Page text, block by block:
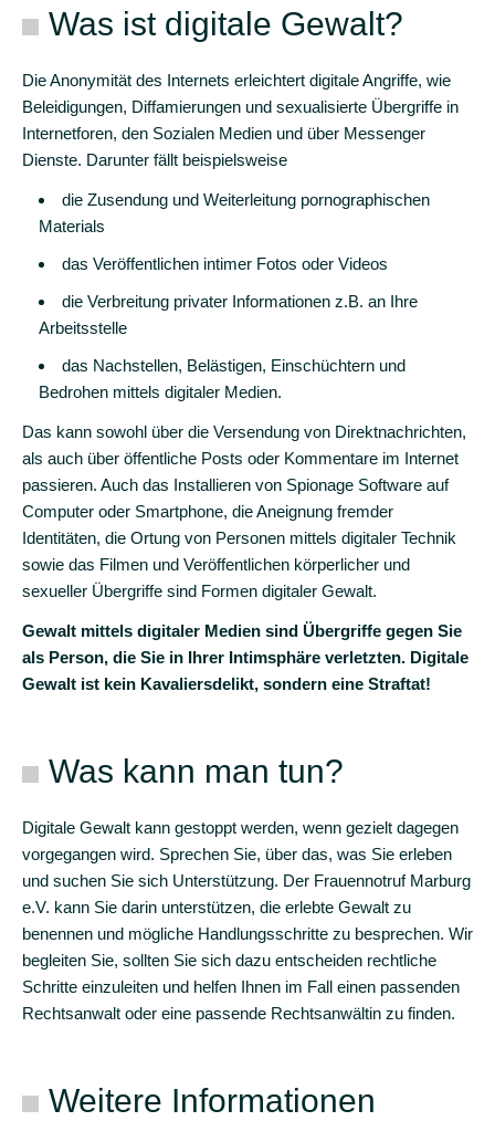
Beratung
verschiedenen
Orten
und
Frauen
mit
Hilfe
Ratsuchende
Deutschkenntnisse
Informationen
in
Deutscher
Gebärdensprache
Beratungszentrum
Vielfalt
Selbsthilfegruppe
bei
Gerichtsverfahren
Akutversorgung
nach
Vergewaltigung
K.O.
Tropfen
Namen
Was ist digitale Gewalt?
Die Anonymität des Internets erleichtert digitale Angriffe, wie
Beleidigungen, Diffamierungen und sexualisierte Übergriffe in
Internetforen, den Sozialen Medien und über Messenger
Dienste. Darunter fällt beispielsweise
die Zusendung und Weiterleitung pornographischen
Materials
das Veröffentlichen intimer Fotos oder Videos
die Verbreitung privater Informationen z.B. an Ihre
Arbeitsstelle
das Nachstellen, Belästigen, Einschüchtern und
Bedrohen mittels digitaler Medien.
Das kann sowohl über die Versendung von Direktnachrichten,
als auch über öffentliche Posts oder Kommentare im Internet
passieren. Auch das Installieren von Spionage Software auf
Computer oder Smartphone, die Aneignung fremder
Identitäten, die Ortung von Personen mittels digitaler Technik
sowie das Filmen und Veröffentlichen körperlicher und
sexueller Übergriffe sind Formen digitaler Gewalt.
Gewalt mittels digitaler Medien sind Übergriffe gegen Sie
als Person, die Sie in Ihrer Intimsphäre verletzten. Digitale
Gewalt ist kein Kavaliersdelikt, sondern eine Straftat!
Was kann man tun?
Digitale Gewalt kann gestoppt werden, wenn gezielt dagegen
vorgegangen wird. Sprechen Sie, über das, was Sie erleben
und suchen Sie sich Unterstützung. Der Frauennotruf Marburg
e.V. kann Sie darin unterstützen, die erlebte Gewalt zu
benennen und mögliche Handlungsschritte zu besprechen. Wir
begleiten Sie, sollten Sie sich dazu entscheiden rechtliche
Schritte einzuleiten und helfen Ihnen im Fall einen passenden
Rechtsanwalt oder eine passende Rechtsanwältin zu finden.
Weitere Informationen